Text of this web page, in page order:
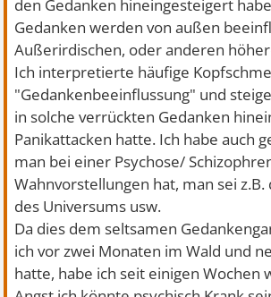
den Gedanken hineingesteigert
Gedanken werden von außen
Außerirdischen, oder anderen
Ich interpretierte häufige
"Gedankenbeeinflussung" und
in solche verrückten Gedanken
Panikattacken hatte. Ich habe auch
man bei einer Psychose/
Wahnvorstellungen hat, man sei
des Universums usw.
Da dies dem seltsamen
ich vor zwei Monaten im Wald und
hatte, habe ich seit einigen Wochen